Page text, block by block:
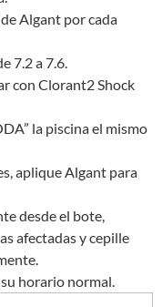
Algant por cada
7.2 a 7.6.
con Clorant2 Shock
la piscina el mismo
aplique Algant para
desde el bote,
afectadas y cepille
horario normal.